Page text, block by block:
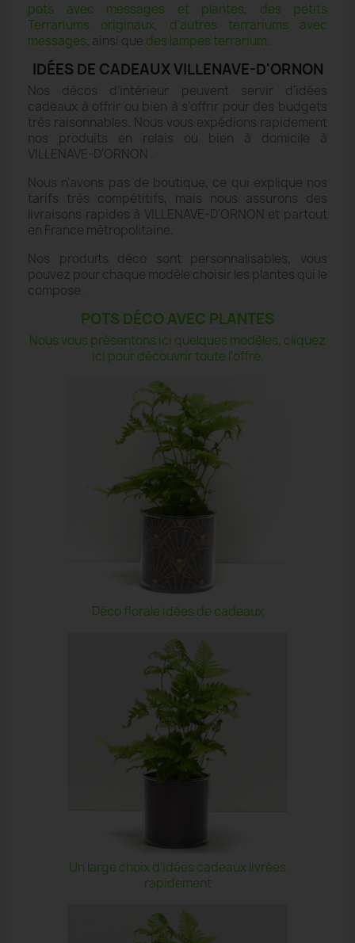
pots avec messages et plantes, des petits
Terrariums originaux, d'autres terrariums avec
messages, ainsi que des lampes terrarium
IDÉES DE CADEAUX VILLENAVE-D'ORNON
Nos décos d'intérieur peuvent servir d'idées
cadeaux à offrir ou bien à s'offrir pour des budgets
très raisonnables. Nous vous expédions rapidement
nos produits en relais ou bien à domicile à
VILLENAVE-D'ORNON .
Nous n'avons pas de boutique, ce qui explique nos
tarifs très compétitifs, mais nous assurons des
livraisons rapides à VILLENAVE-D'ORNON et partout
en France métropolitaine.
Nos produits déco sont personnalisables, vous
pouvez pour chaque modèle choisir les plantes qui le
compose.
POTS DÉCO AVEC PLANTES
Nous vous présentons ici quelques modèles, cliquez
ici pour découvrir toute l'offre.
Déco florale idées de cadeaux
Un large choix d'idées cadeaux livrées
rapidement